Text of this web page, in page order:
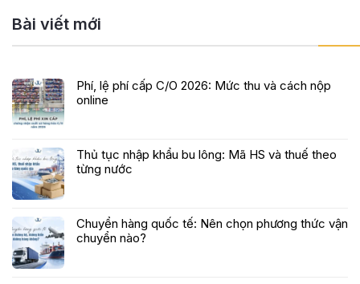
Bài viết mới
Phí, lệ phí cấp C/O 2026: Mức thu và cách nộp
online
Thủ tục nhập khẩu bu lông: Mã HS và thuế theo
từng nước
Chuyển hàng quốc tế: Nên chọn phương thức vận
chuyển nào?